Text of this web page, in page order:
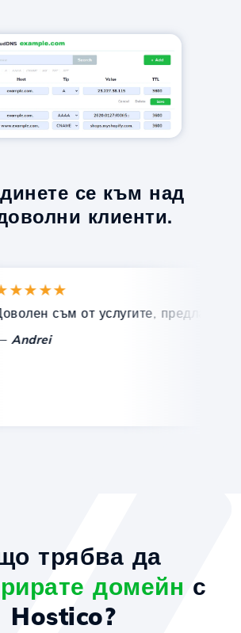
се към над
клиенти.
поддръжка.
съм от услугите, предлагани от
трябва да
домейн с
Hostico?